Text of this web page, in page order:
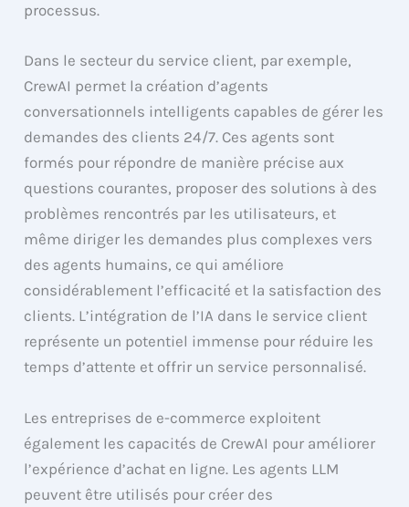
processus.
Dans le secteur du service client, par exemple,
CrewAI permet la création d’agents
conversationnels intelligents capables de gérer les
demandes des clients 24/7. Ces agents sont
formés pour répondre de manière précise aux
questions courantes, proposer des solutions à des
problèmes rencontrés par les utilisateurs, et
même diriger les demandes plus complexes vers
des agents humains, ce qui améliore
considérablement l’efficacité et la satisfaction des
clients. L’intégration de l’IA dans le service client
représente un potentiel immense pour réduire les
temps d’attente et offrir un service personnalisé.
Les entreprises de e-commerce exploitent
également les capacités de CrewAI pour améliorer
l’expérience d’achat en ligne. Les agents LLM
peuvent être utilisés pour créer des